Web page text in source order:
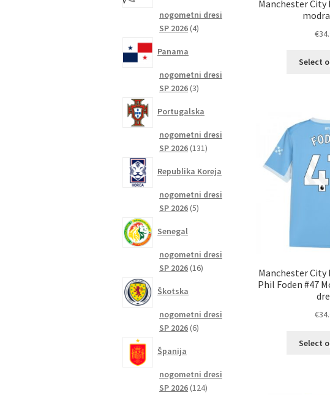
Manchester City
€
Select
Manchester City
Phil Foden #47
€
Select
nogometni dresi
SP 2026 44
Panama
nogometni dresi
SP 2026 33
Portugalska
nogometni dresi
SP 2026 131131
Republika Koreja
nogometni dresi
SP 2026 55
Senegal
nogometni dresi
SP 2026 1616
Škotska
nogometni dresi
SP 2026 66
Španija
nogometni dresi
SP 2026 124124